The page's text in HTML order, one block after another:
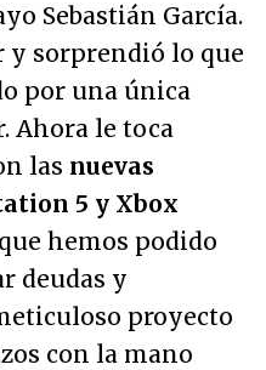
Sebastián García.
y sorprendió lo que
por una única
Ahora le toca
las nuevas
5 y Xbox
hemos podido
deudas y
proyecto
con la mano